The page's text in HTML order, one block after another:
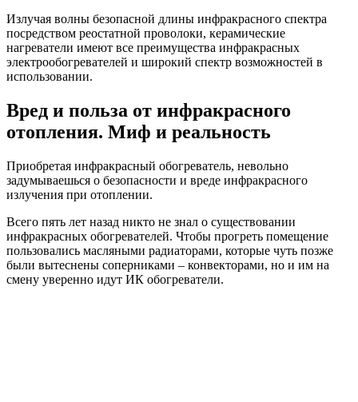
Излучая волны безопасной длины инфракрасного спектра
посредством реостатной проволоки, керамические
нагреватели имеют все преимущества инфракрасных
электрообогревателей и широкий спектр возможностей в
использовании.
Вред и польза от инфракрасного
отопления. Миф и реальность
Приобретая инфракрасный обогреватель, невольно
задумываешься о безопасности и вреде инфракрасного
излучения при отоплении.
Всего пять лет назад никто не знал о существовании
инфракрасных обогревателей. Чтобы прогреть помещение
пользовались масляными радиаторами, которые чуть позже
были вытеснены соперниками – конвекторами, но и им на
смену уверенно идут ИК обогреватели.